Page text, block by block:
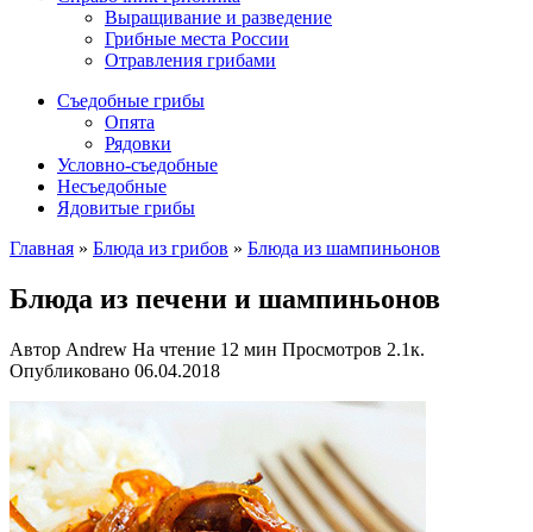
Выращивание и разведение
Грибные места России
Отравления грибами
Съедобные грибы
Опята
Рядовки
Условно-съедобные
Несъедобные
Ядовитые грибы
Главная » Блюда из грибов » Блюда из шампиньонов
Блюда из печени и шампиньонов
Автор Andrew На чтение 12 мин Просмотров 2.1к.
Опубликовано 06.04.2018